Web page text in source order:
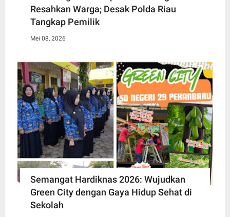
Resahkan Warga; Desak Polda Riau
Tangkap Pemilik
Mei 08, 2026
Semangat Hardiknas 2026: Wujudkan
Green City dengan Gaya Hidup Sehat di
Sekolah